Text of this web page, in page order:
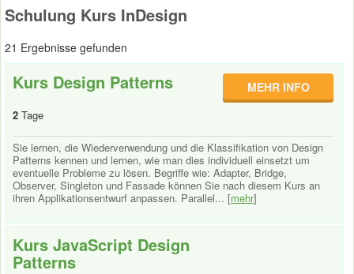
Schulung Kurs InDesign
21 Ergebnisse gefunden
Kurs Design Patterns
2 Tage
MEHR INFO
Sie lernen, die Wiederverwendung und die Klassifikation von Design
Patterns kennen und lernen, wie man dies individuell einsetzt um
eventuelle Probleme zu lösen. Begriffe wie: Adapter, Bridge,
Observer, Singleton und Fassade können Sie nach diesem Kurs an
ihren Applikationsentwurf anpassen. Parallel... [mehr]
Kurs JavaScript Design
Patterns